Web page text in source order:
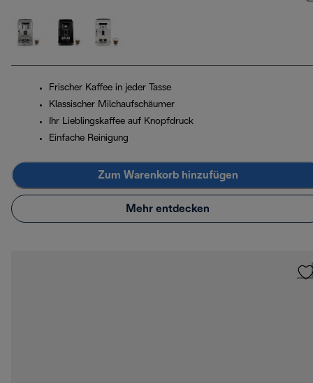
Frischer Kaffee in jeder Tasse
Klassischer Milchaufschäumer
Ihr Lieblingskaffee auf Knopfdruck
Einfache Reinigung
Zum Warenkorb hinzufügen
Mehr entdecken